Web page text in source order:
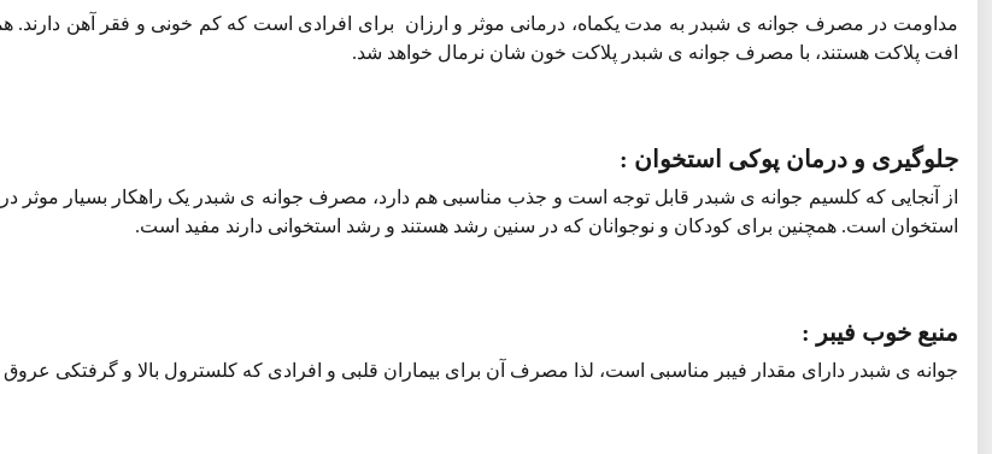
مداومت در مصرف جوانه ی شبدر به مدت یکماه، درمانی موثر و ارزان برای افرادی است که کم خونی و فقر آهن دارند.
افت پلاکت هستند، با مصرف جوانه ی شبدر پلاکت خون شان نرمال خواهد شد.
جلوگیری و درمان پوکی استخوان :
از آنجایی که کلسیم جوانه ی شبدر قابل توجه است و جذب مناسبی هم دارد، مصرف جوانه ی شبدر یک راهکار بسیار موثر
استخوان است. همچنین برای کودکان و نوجوانان که در سنین رشد هستند و رشد استخوانی دارند مفید است.
منبع خوب فیبر :
جوانه ی شبدر دارای مقدار فیبر مناسبی است، لذا مصرف آن برای بیماران قلبی و افرادی که کلسترول بالا و گرفتکی